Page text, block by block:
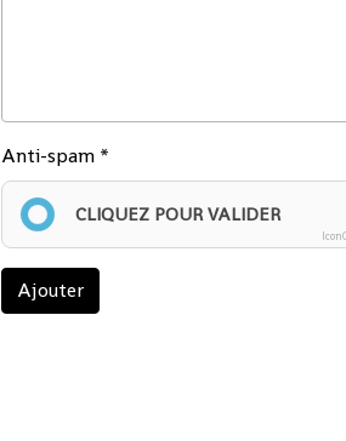
Anti-spam
CLIQUEZ POUR VALIDER
Ajouter